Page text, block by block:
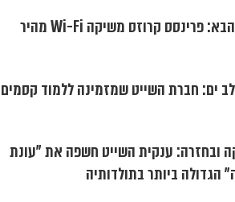
השלב הבא: פרינסס קרוזס משיקה Wi-Fi מהיר
ים: חברת השייט שמזמינה ללמוד קסמים
ובחזרה: ענקית השייט חשפה את "עונת
הגדולה ביותר בתולדותיה